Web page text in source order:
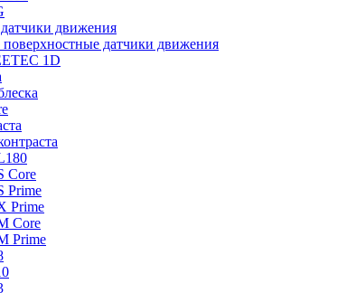
движения
датчики движения
1D
Core
Prime
Prime
Core
Prime